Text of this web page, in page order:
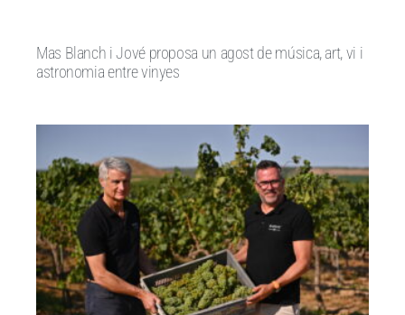
Mas Blanch i Jové proposa un agost de música, art, vi i
astronomia entre vinyes